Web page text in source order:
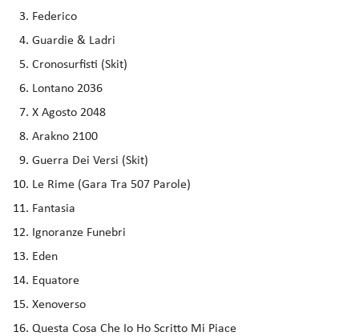
Federico
Guardie & Ladri
Cronosurfisti (Skit)
Lontano 2036
X Agosto 2048
Arakno 2100
Guerra Dei Versi (Skit)
Le Rime (Gara Tra 507 Parole)
Fantasia
Ignoranze Funebri
Eden
Equatore
Xenoverso
Questa Cosa Che Io Ho Scritto Mi Piace